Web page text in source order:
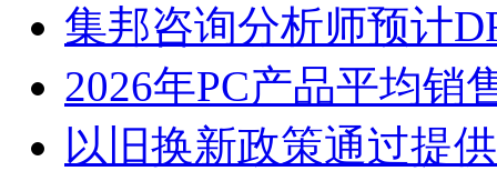
集邦咨询分析师预计
2026年PC产品平均销
以旧换新政策通过提